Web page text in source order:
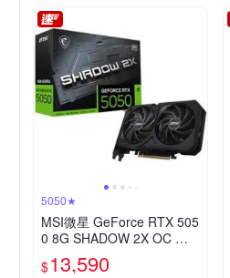
5050★
MSI微星 GeForce RTX 505
0 8G SHADOW 2X OC 顯
示卡
$13,590